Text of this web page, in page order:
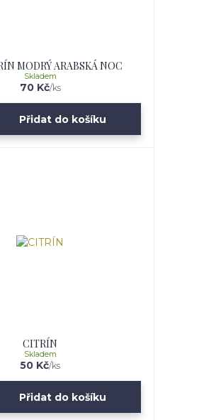
MODRÝ ARABSKÁ NOC
70 Kč/ks
Skladem
Přidat do košíku
CITRÍN
50 Kč/ks
Skladem
Přidat do košíku